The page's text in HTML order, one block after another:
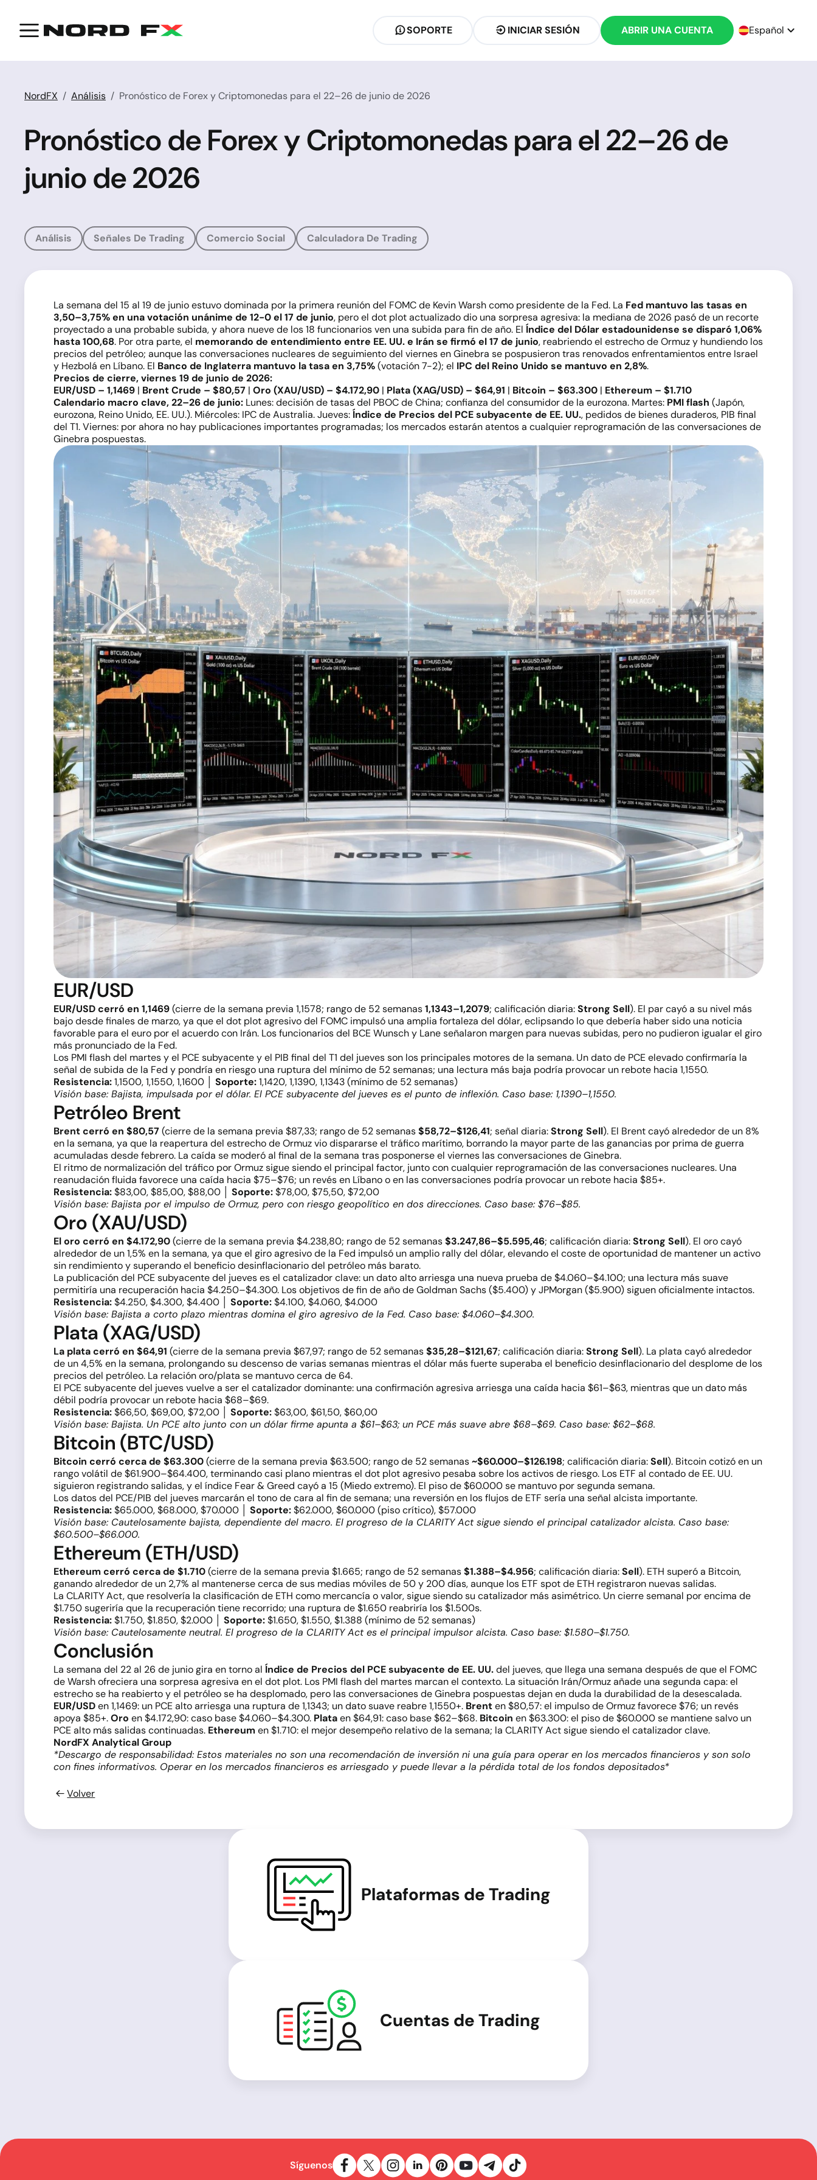
SOPORTE INICIAR SESIÓN ABRIR UNA CUENTA Español
NordFX Análisis Pronóstico de Forex y Criptomonedas para el 22–26 de junio de 2026
Pronóstico de Forex y Criptomonedas para el 22–26 de
junio de 2026
Análisis Señales De Trading Comercio Social Calculadora De Trading
La semana del 15 al 19 de junio estuvo dominada por la primera reunión del FOMC de Kevin Warsh como presidente de la Fed. La Fed mantuvo las tasas en
3,50–3,75% en una votación unánime de 12-0 el 17 de junio, pero el dot plot actualizado dio una sorpresa agresiva: la mediana de 2026 pasó de un recorte
proyectado a una probable subida, y ahora nueve de los 18 funcionarios ven una subida para fin de año. El Índice del Dólar estadounidense se disparó 1,06%
hasta 100,68. Por otra parte, el memorando de entendimiento entre EE. UU. e Irán se firmó el 17 de junio, reabriendo el estrecho de Ormuz y hundiendo los
precios del petróleo; aunque las conversaciones nucleares de seguimiento del viernes en Ginebra se pospusieron tras renovados enfrentamientos entre Israel
y Hezbolá en Líbano. El Banco de Inglaterra mantuvo la tasa en 3,75%(votación 7-2); el IPC del Reino Unido se mantuvo en 2,8%.
Precios de cierre, viernes 19 de junio de 2026:
EUR/USD – 1,1469 | Brent Crude – $80,57 | Oro (XAU/USD) – $4.172,90 | Plata (XAG/USD) – $64,91 | Bitcoin – $63.300 | Ethereum – $1.710
Calendario macro clave, 22–26 de junio: Lunes: decisión de tasas del PBOC de China; confianza del consumidor de la eurozona. Martes: PMI flash (Japón,
eurozona, Reino Unido, EE. UU.). Miércoles: IPC de Australia. Jueves:Índice de Precios del PCE subyacente de EE. UU., pedidos de bienes duraderos, PIB final
del T1. Viernes: por ahora no hay publicaciones importantes programadas; los mercados estarán atentos a cualquier reprogramación de las conversaciones de
Ginebra pospuestas.
EUR/USD
EUR/USD cerró en 1,1469(cierre de la semana previa 1,1578; rango de 52 semanas1,1343–1,2079; calificación diaria:Strong Sell). El par cayó a su nivel más
bajo desde finales de marzo, ya que el dot plot agresivo del FOMC impulsó una amplia fortaleza del dólar, eclipsando lo que debería haber sido una noticia
favorable para el euro por el acuerdo con Irán. Los funcionarios del BCE Wunsch y Lane señalaron margen para nuevas subidas, pero no pudieron igualar el giro
más pronunciado de la Fed.
Los PMI flash del martes y el PCE subyacente y el PIB final del T1 del jueves son los principales motores de la semana. Un dato de PCE elevado confirmaría la
señal de subida de la Fed y pondría en riesgo una ruptura del mínimo de 52 semanas; una lectura más baja podría provocar un rebote hacia 1,1550.
Resistencia:1,1500, 1,1550, 1,1600 │ Soporte:1,1420, 1,1390, 1,1343 (mínimo de 52 semanas)
Visión base: Bajista, impulsada por el dólar. El PCE subyacente del jueves es el punto de inflexión. Caso base: 1,1390–1,1550.
Petróleo Brent
Brent cerró en $80,57 (cierre de la semana previa $87,33; rango de 52 semanas$58,72–$126,41; señal diaria:Strong Sell). El Brent cayó alrededor de un 8%
en la semana, ya que la reapertura del estrecho de Ormuz vio dispararse el tráfico marítimo, borrando la mayor parte de las ganancias por prima de guerra
acumuladas desde febrero. La caída se moderó al final de la semana tras posponerse el viernes las conversaciones de Ginebra.
El ritmo de normalización del tráfico por Ormuz sigue siendo el principal factor, junto con cualquier reprogramación de las conversaciones nucleares. Una
reanudación fluida favorece una caída hacia $75–$76; un revés en Líbano o en las conversaciones podría provocar un rebote hacia $85+.
Resistencia:$83,00, $85,00, $88,00 │ Soporte:$78,00, $75,50, $72,00
Visión base: Bajista por el impulso de Ormuz, pero con riesgo geopolítico en dos direcciones. Caso base: $76–$85.
Oro (XAU/USD)
El oro cerró en $4.172,90(cierre de la semana previa $4.238,80; rango de 52 semanas$3.247,86–$5.595,46; calificación diaria:Strong Sell). El oro cayó
alrededor de un 1,5% en la semana, ya que el giro agresivo de la Fed impulsó un amplio rally del dólar, elevando el coste de oportunidad de mantener un activo
sin rendimiento y superando el beneficio desinflacionario del petróleo más barato.
La publicación del PCE subyacente del jueves es el catalizador clave: un dato alto arriesga una nueva prueba de $4.060–$4.100; una lectura más suave
permitiría una recuperación hacia $4.250–$4.300. Los objetivos de fin de año de Goldman Sachs ($5.400) y JPMorgan ($5.900) siguen oficialmente intactos.
Resistencia:$4.250, $4.300, $4.400 │ Soporte:$4.100, $4.060, $4.000
Visión base: Bajista a corto plazo mientras domina el giro agresivo de la Fed. Caso base: $4.060–$4.300.
Plata (XAG/USD)
La plata cerró en $64,91 (cierre de la semana previa $67,97; rango de 52 semanas$35,28–$121,67; calificación diaria:Strong Sell). La plata cayó alrededor
de un 4,5% en la semana, prolongando su descenso de varias semanas mientras el dólar más fuerte superaba el beneficio desinflacionario del desplome de los
precios del petróleo. La relación oro/plata se mantuvo cerca de 64.
El PCE subyacente del jueves vuelve a ser el catalizador dominante: una confirmación agresiva arriesga una caída hacia $61–$63, mientras que un dato más
débil podría provocar un rebote hacia $68–$69.
Resistencia:$66,50, $69,00, $72,00 │ Soporte:$63,00, $61,50, $60,00
Visión base: Bajista. Un PCE alto junto con un dólar firme apunta a $61–$63; un PCE más suave abre $68–$69. Caso base: $62–$68.
Bitcoin (BTC/USD)
Bitcoin cerró cerca de $63.300(cierre de la semana previa $63.500; rango de 52 semanas~$60.000–$126.198; calificación diaria:Sell). Bitcoin cotizó en un
rango volátil de $61.900–$64.400, terminando casi plano mientras el dot plot agresivo pesaba sobre los activos de riesgo. Los ETF al contado de EE. UU.
siguieron registrando salidas, y el índice Fear & Greed cayó a 15 (Miedo extremo). El piso de $60.000 se mantuvo por segunda semana.
Los datos del PCE/PIB del jueves marcarán el tono de cara al fin de semana; una reversión en los flujos de ETF sería una señal alcista importante.
Resistencia:$65.000, $68.000, $70.000 │ Soporte:$62.000, $60.000 (piso crítico), $57.000
Visión base: Cautelosamente bajista, dependiente del macro. El progreso de la CLARITY Act sigue siendo el principal catalizador alcista. Caso base:
$60.500–$66.000.
Ethereum (ETH/USD)
Ethereum cerró cerca de $1.710(cierre de la semana previa $1.665; rango de 52 semanas$1.388–$4.956; calificación diaria:Sell). ETH superó a Bitcoin,
ganando alrededor de un 2,7% al mantenerse cerca de sus medias móviles de 50 y 200 días, aunque los ETF spot de ETH registraron nuevas salidas.
La CLARITY Act, que resolvería la clasificación de ETH como mercancía o valor, sigue siendo su catalizador más asimétrico. Un cierre semanal por encima de
$1.750 sugeriría que la recuperación tiene recorrido; una ruptura de $1.650 reabriría los $1.500s.
Resistencia:$1.750, $1.850, $2.000 │ Soporte:$1.650, $1.550, $1.388 (mínimo de 52 semanas)
Visión base: Cautelosamente neutral. El progreso de la CLARITY Act es el principal impulsor alcista. Caso base: $1.580–$1.750.
Conclusión
La semana del 22 al 26 de junio gira en torno al Índice de Precios del PCE subyacente de EE. UU.del jueves, que llega una semana después de que el FOMC
de Warsh ofreciera una sorpresa agresiva en el dot plot. Los PMI flash del martes marcan el contexto. La situación Irán/Ormuz añade una segunda capa: el
estrecho se ha reabierto y el petróleo se ha desplomado, pero las conversaciones de Ginebra pospuestas dejan en duda la durabilidad de la desescalada.
EUR/USDen 1,1469: un PCE alto arriesga una ruptura de 1,1343; un dato suave reabre 1,1550+. Brenten $80,57: el impulso de Ormuz favorece $76; un revés
apoya $85+.Oro en $4.172,90: caso base $4.060–$4.300. Plataen $64,91: caso base $62–$68. Bitcoin en $63.300: el piso de $60.000 se mantiene salvo un
PCE alto más salidas continuadas. Ethereumen $1.710: el mejor desempeño relativo de la semana; la CLARITY Act sigue siendo el catalizador clave.
NordFX Analytical Group
*Descargo de responsabilidad: Estos materiales no son una recomendación de inversión ni una guía para operar en los mercados financieros y son solo
con fines informativos. Operar en los mercados financieros es arriesgado y puede llevar a la pérdida total de los fondos depositados*
Volver
Plataformas de Trading
Cuentas de Trading
Síguenos